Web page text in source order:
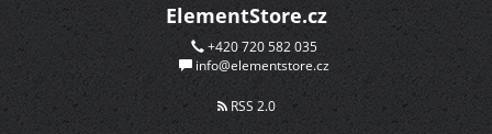
ElementStore.cz
+420 720 582 035
info@elementstore.cz
RSS 2.0